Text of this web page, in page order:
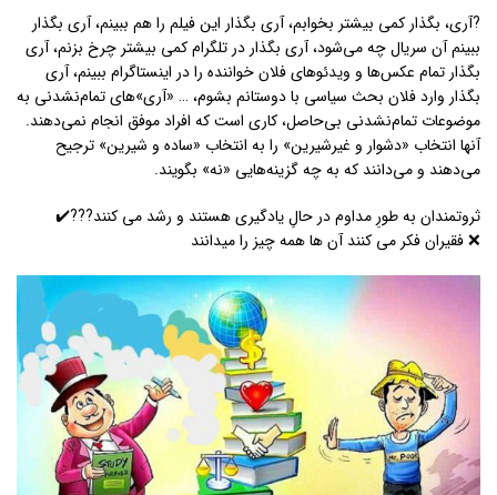
?آری، بگذار کمی بیشتر بخوابم، آری بگذار این فیلم را هم ببینم، آری بگذار
ببینم آن سریال چه می‌شود، آری بگذار در تلگرام کمی بیشتر چرخ بزنم، آری
بگذار تمام عکس‌ها و ویدئوهای فلان خواننده را در اینستاگرام ببینم، آری
بگذار وارد فلان بحث سیاسی با دوستانم بشوم، … «آری»های تمام‌نشدنی به
موضوعات تمام‌نشدنی بی‌حاصل، کاری است که افراد موفق انجام نمی‌دهند.
آنها انتخاب «دشوار و غیرشیرین» را به انتخاب «ساده و شیرین» ترجیح
می‌دهند و می‌دانند که به چه گزینه‌هایی «نه» بگویند.
ثروتمندان به طورِ مداوم در حالِ یادگیری هستند و رشد می کنند???✔️
❌ فقیران فکر می کنند آن ها همه چیز را میدانند